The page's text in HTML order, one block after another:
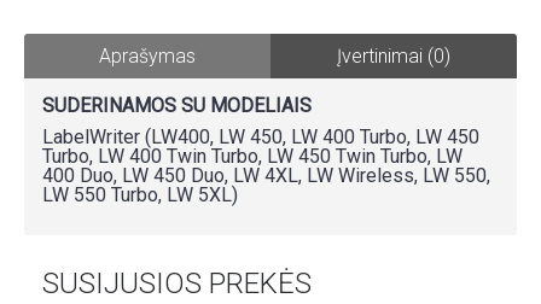
Aprašymas Įvertinimai (0)
SUDERINAMOS SU MODELIAIS
LabelWriter (LW400, LW 450, LW 400 Turbo, LW 450
Turbo, LW 400 Twin Turbo, LW 450 Twin Turbo, LW
400 Duo, LW 450 Duo, LW 4XL, LW Wireless, LW 550,
LW 550 Turbo, LW 5XL)
SUSIJUSIOS PREKĖS